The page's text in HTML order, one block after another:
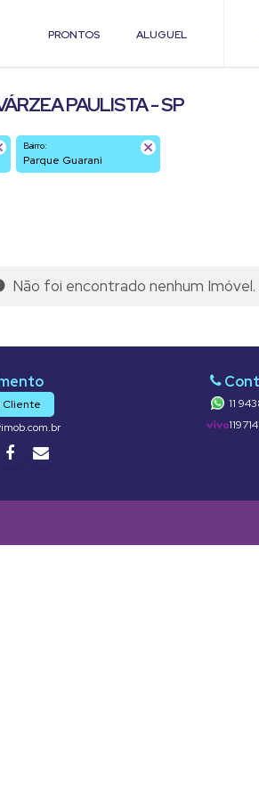
ALUGUEL
PRONTOS
PAULISTA - SP
Bairro:
Parque Guarani
Não foi encontrado nenhum
Cliente
11